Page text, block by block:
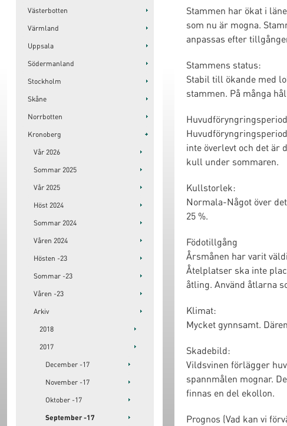
Västerbotten
Värmland
Uppsala
Södermanland
Stockholm
Skåne
Norrbotten
Kronoberg
Vår 2026
Sommar 2025
Vår 2025
Höst 2024
Sommar 2024
Våren 2024
Hösten -23
Sommar -23
Våren -23
Arkiv
2018
2017
December -17
November -17
Oktober -17
September -17
Stammen har ökat i
som nu är mogna.
anpassas efter
Stammens status:
Stabil till ökande med
stammen. På många
Huvudföryngringsperiod
inte överlevt och det är
kull under sommaren.
Kullstorlek:
Normala-Något över
25 %.
Födotillgång
Årsmånen har varit
Åtelplatser ska inte
åtling. Använd åtlarna
Klimat:
Mycket gynnsamt.
Skadebild:
Vildsvinen förlägger
spannmålen mognar.
finnas en del ekollon.
Prognos (Vad kan vi